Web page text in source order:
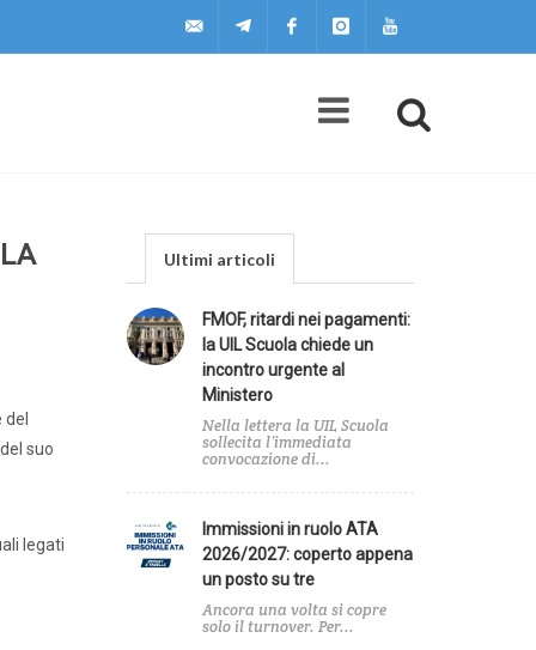
suo
legati
Ultimi articoli
FMOF, ritardi nei pagamenti:
la UIL Scuola chiede un
incontro urgente al
Ministero
Nella lettera la UIL Scuola
sollecita l’immediata
convocazione di...
Immissioni in ruolo ATA
2026/2027: coperto appena
un posto su tre
Ancora una volta si copre
solo il turnover. Per...